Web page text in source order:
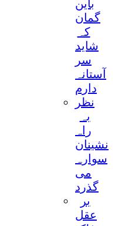
باین
گمان
کہ
شاید
سر
آستانہ
دارم
نظر
بہ
راہ
نشینان
سوارہ
می
گذرد
بر
عقل